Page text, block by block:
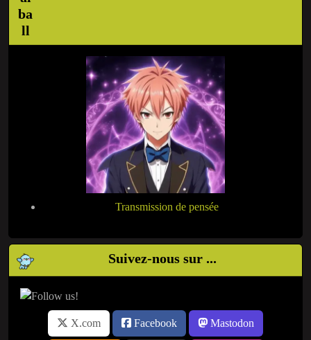
Transmission de pensée
Suivez-nous sur ...
X.com Facebook Mastodon